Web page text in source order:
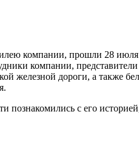
компании, прошли 28 июля
компании,
железной дороги, а
с его